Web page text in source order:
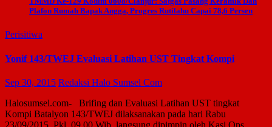
Plafon Rumah Bapak Angga, Progres Rutilahu Capai 78,6 Persen
Perisitiwa
Yonif 143/TWEJ Evaluasi Latihan UST Tingkat Kompi
Sep 30, 2015 Redaksi Halo Sumsel Com
Halosumsel.com- Brifing dan Evaluasi Latihan UST tingkat
Kompi Batalyon 143/TWEJ dilaksanakan pada hari Rabu
23/09/2015, Pkl. 09.00 Wib, langsung dipimpin oleh Kasi Ops